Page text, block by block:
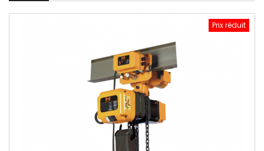
Prix réduit